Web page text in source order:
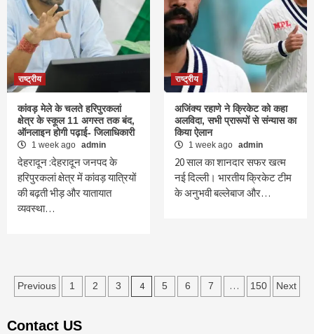
राष्ट्रीय
कांवड़ मेले के चलते हरिपुरकलां
क्षेत्र के स्कूल 11 अगस्त तक बंद,
ऑनलाइन होगी पढ़ाई- जिलाधिकारी
1 week ago admin
देहरादून :देहरादून जनपद के
हरिपुरकलां क्षेत्र में कांवड़ यात्रियों
की बढ़ती भीड़ और यातायात
व्यवस्था…
राष्ट्रीय
अजिंक्य रहाणे ने क्रिकेट को कहा
अलविदा, सभी प्रारूपों से संन्यास का
किया ऐलान
1 week ago admin
20 साल का शानदार सफर खत्म
नई दिल्ली। भारतीय क्रिकेट टीम
के अनुभवी बल्लेबाज और…
Posts
Previous 1 2 3 4 5 6 7 … 150 Next
Contact US